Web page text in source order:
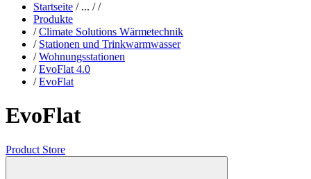
Startseite /... / /
Produkte
/ Climate Solutions Wärmetechnik
/ Stationen und Trinkwarmwasser
/ Wohnungsstationen
/ EvoFlat 4.0
/ EvoFlat
EvoFlat
Product Store